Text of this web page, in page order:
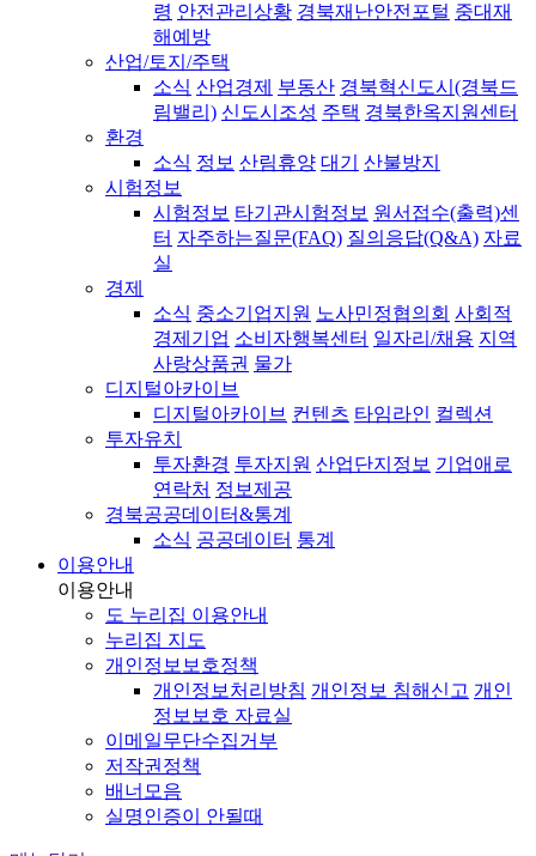
령 안전관리상황 경북재난안전포털 중대재
해예방
산업/토지/주택
소식 산업경제 부동산 경북혁신도시(경북드
림밸리) 신도시조성 주택 경북한옥지원센터
환경
소식 정보 산림휴양 대기
산불방지
시험정보
시험정보 타기관시험정보 원서접수(출력)센
터 자주하는질문(FAQ) 질의응답(Q&A) 자료
실
경제
소식 중소기업지원 노사민정협의회 사회적
경제기업 소비자행복센터 일자리/채용 지역
사랑상품권 물가
디지털아카이브
디지털아카이브 컨텐츠 타임라인 컬렉션
투자유치
투자환경 투자지원 산업단지정보 기업애로
연락처 정보제공
경북공공데이터&통계
소식 공공데이터 통계
이용안내
이용안내
도 누리집 이용안내
누리집 지도
개인정보보호정책
개인정보처리방침 개인정보 침해신고 개인
정보보호 자료실
이메일무단수집거부
저작권정책
배너모음
실명인증이 안될때